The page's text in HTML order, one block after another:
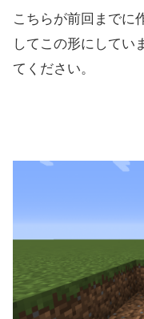
こちらが前回までに
してこの形にしてい
てください。